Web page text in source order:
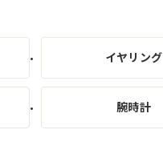
イヤリング
腕時計